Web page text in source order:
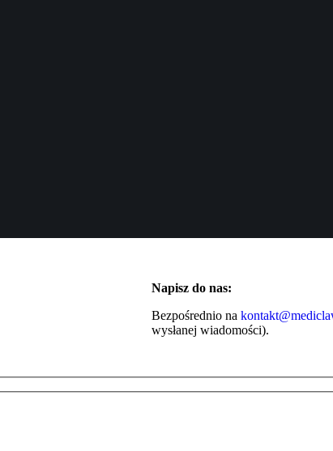
Napisz do nas:
Bezpośrednio na
wysłanej wiadomości).